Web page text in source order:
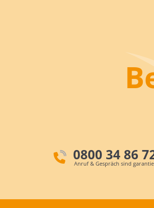
0800 34 86
Anruf & Gespräch sind